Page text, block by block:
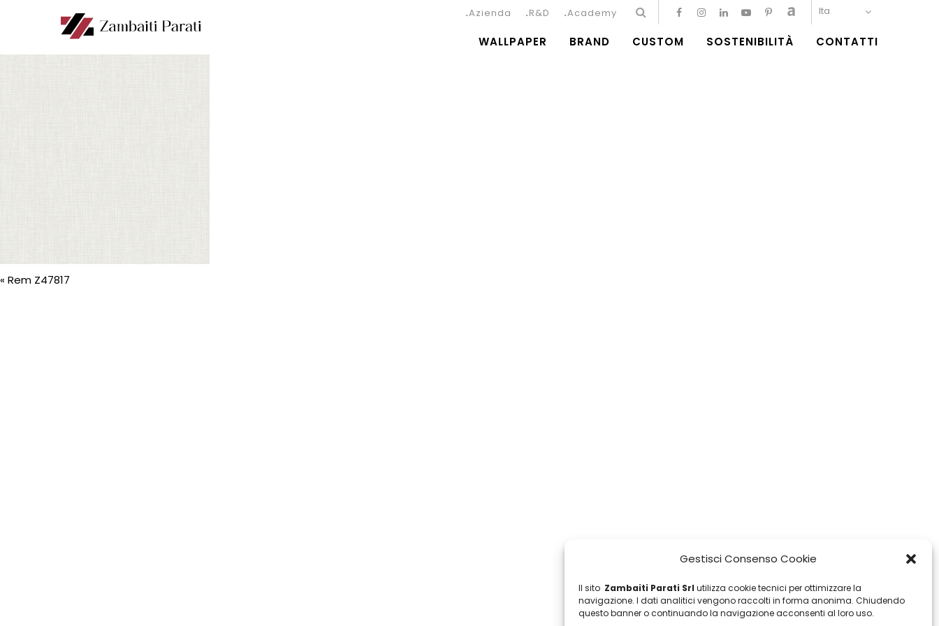
Gestisci Consenso Cookie
Il sito Zambaiti Parati Srl utilizza cookie tecnici per ottimizzare la
navigazione. I dati analitici vengono raccolti in forma anonima. Chiudendo
questo banner o continuando la navigazione acconsenti al loro uso.
Ita
Azienda R&D Academy
WALLPAPER BRAND CUSTOM SOSTENIBILITÀ CONTATTI
« Rem Z47817